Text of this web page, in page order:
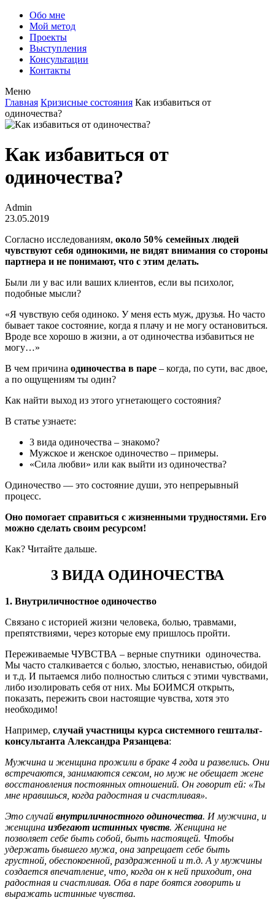
Обо мне
Мой метод
Проекты
Выступления
Консультации
Контакты
Меню
Главная Кризисные состояния Как избавиться от
одиночества?
Как избавиться от
одиночества?
Admin
23.05.2019
Согласно исследованиям, около 50% семейных людей
чувствуют себя одинокими, не видят внимания со стороны
партнера и не понимают, что с этим делать.
Были ли у вас или ваших клиентов, если вы психолог,
подобные мысли?
«Я чувствую себя одиноко. У меня есть муж, друзья. Но часто
бывает такое состояние, когда я плачу и не могу остановиться.
Вроде все хорошо в жизни, а от одиночества избавиться не
могу…»
В чем причина одиночества в паре – когда, по сути, вас двое,
а по ощущениям ты один?
Как найти выход из этого угнетающего состояния?
В статье узнаете:
3 вида одиночества – знакомо?
Мужское и женское одиночество – примеры.
«Сила любви» или как выйти из одиночества?
Одиночество — это состояние души, это непрерывный
процесс.
Оно помогает справиться с жизненными трудностями. Его
можно сделать своим ресурсом!
Как? Читайте дальше.
3 ВИДА ОДИНОЧЕСТВА
1. Внутриличностное одиночество
Связано с историей жизни человека, болью, травмами,
препятствиями, через которые ему пришлось пройти.
Переживаемые ЧУВСТВА – верные спутники одиночества.
Мы часто сталкивается с болью, злостью, ненавистью, обидой
и т.д. И пытаемся либо полностью слиться с этими чувствами,
либо изолировать себя от них. Мы БОИМСЯ открыть,
показать, пережить свои настоящие чувства, хотя это
необходимо!
Например, случай участницы курса системного гештальт-
консультанта Александра Рязанцева:
Мужчина и женщина прожили в браке 4 года и развелись. Они
встречаются, занимаются сексом, но муж не обещает жене
восстановления постоянных отношений. Он говорит ей: «Ты
мне нравишься, когда радостная и счастливая».
Это случай внутриличностного одиночества. И мужчина, и
женщина избегают истинных чувств. Женщина не
позволяет себе быть собой, быть настоящей. Чтобы
удержать бывшего мужа, она запрещает себе быть
грустной, обеспокоенной, раздраженной и т.д. А у мужчины
создается впечатление, что, когда он к ней приходит, она
радостная и счастливая. Оба в паре боятся говорить и
выражать истинные чувства.